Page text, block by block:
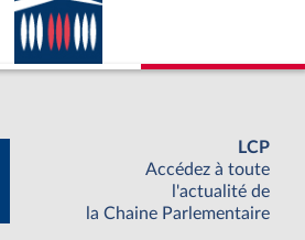
LCP
Accédez à toute
l'actualité de
la Chaine Parlementaire